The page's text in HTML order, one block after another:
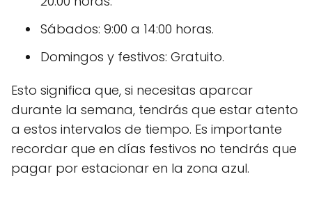
Sábados: 9:00 a 14:00 horas.
Domingos y festivos: Gratuito.
Esto significa que, si necesitas aparcar
durante la semana, tendrás que estar atento
a estos intervalos de tiempo. Es importante
recordar que en días festivos no tendrás que
pagar por estacionar en la zona azul.